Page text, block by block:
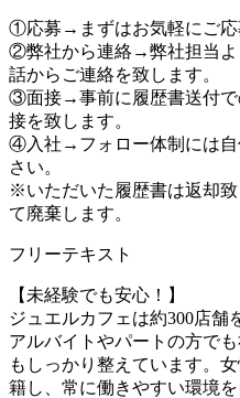
①応募→まずはお気軽にご応
②弊社から連絡→弊社担当よ
話からご連絡を致します。
③面接→事前に履歴書送付で
接を致します。
④入社→フォロー体制には自
さい。
※いただいた履歴書は返却
て廃棄します。
フリーテキスト
【未経験でも安心！】
ジュエルカフェは約300店舗
アルバイトやパートの方で
もしっかり整えています。
籍し、常に働きやすい環境